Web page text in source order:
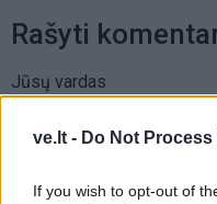
ve.lt - Do Not
If you wish to opt-out of
Rašyti
Jūsų vardas
Komentaras